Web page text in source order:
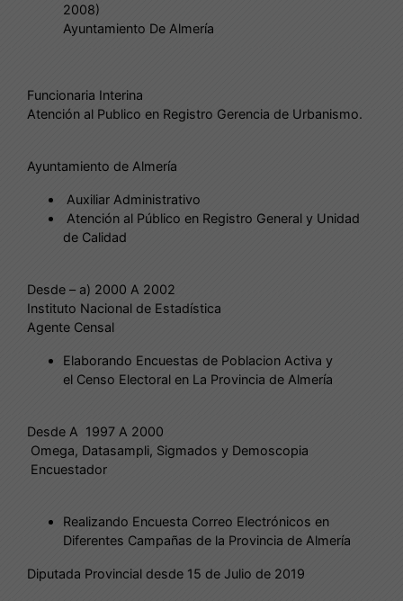
2008)
Ayuntamiento De Almería
Funcionaria Interina
Atención al Publico en Registro Gerencia de Urbanismo.
Ayuntamiento de Almería
Auxiliar Administrativo
Atención al Público en Registro General y Unidad
de Calidad
Desde – a) 2000 A 2002
Instituto Nacional de Estadística
Agente Censal
Elaborando Encuestas de Poblacion Activa y
el Censo Electoral en La Provincia de Almería
Desde A 1997 A 2000
Omega, Datasampli, Sigmados y Demoscopia
Encuestador
Realizando Encuesta Correo Electrónicos en
Diferentes Campañas de la Provincia de Almería
Diputada Provincial desde 15 de Julio de 2019